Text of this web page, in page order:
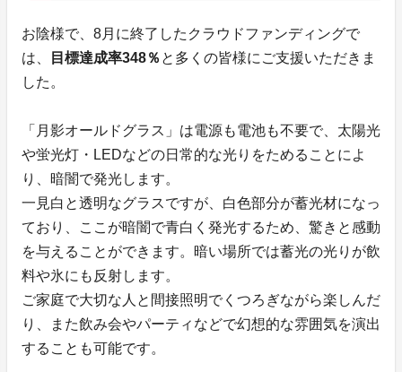
お陰様で、8月に終了したクラウドファンディングで
は、
目標達成率348％ と多くの皆様にご支援いただきま
した。
「月影オールドグラス」は電源も電池も不要で、太陽光
や蛍光灯・LEDなどの日常的な光りをためることによ
り、暗闇で発光します。
一見白と透明なグラスですが、白色部分が蓄光材になっ
ており、ここが暗闇で青白く発光するため、驚きと感動
を与えることができます。暗い場所では蓄光の光りが飲
料や氷にも反射します。
ご家庭で大切な人と間接照明でくつろぎながら楽しんだ
り、また飲み会やパーティなどで幻想的な雰囲気を演出
することも可能です。